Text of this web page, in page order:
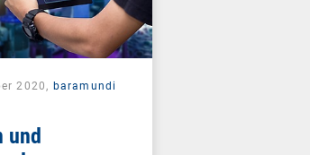
2020, baramundi
und